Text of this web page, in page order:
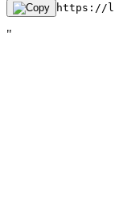
https://
"